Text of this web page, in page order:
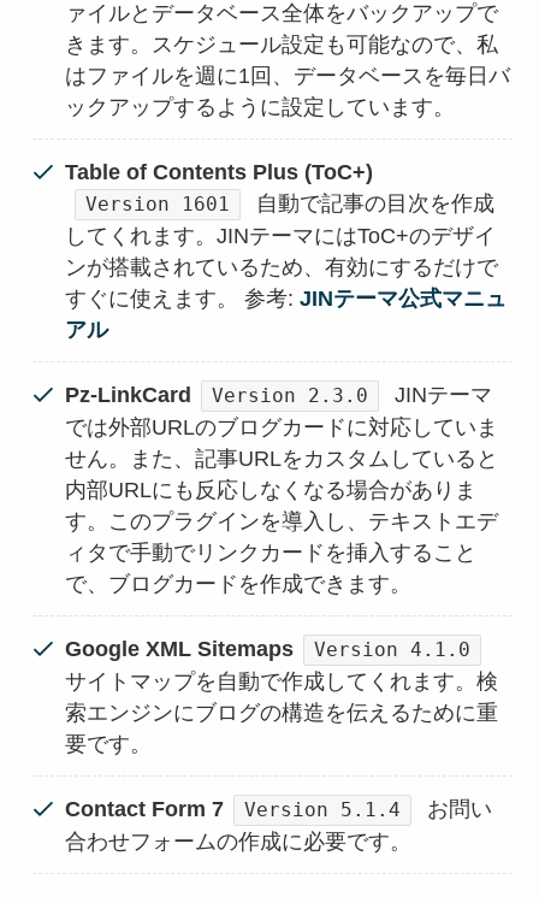
ァイルとデータベース全体をバックアップで
きます。スケジュール設定も可能なので、私
はファイルを週に1回、データベースを毎日バ
ックアップするように設定しています。
Table of Contents Plus (ToC+)
Version 1601
自動で記事の目次を作成
してくれます。JINテーマにはToC+のデザイ
ンが搭載されているため、有効にするだけで
すぐに使えます。 参考: JINテーマ公式マニュ
アル
Pz-LinkCard Version 2.3.0
JINテーマ
では外部URLのブログカードに対応していま
せん。また、記事URLをカスタムしていると
内部URLにも反応しなくなる場合がありま
す。このプラグインを導入し、テキストエデ
ィタで手動でリンクカードを挿入すること
で、ブログカードを作成できます。
Google XML Sitemaps Version 4.1.0
サイトマップを自動で作成してくれます。検
索エンジンにブログの構造を伝えるために重
要です。
Contact Form 7 Version 5.1.4
お問い
合わせフォームの作成に必要です。